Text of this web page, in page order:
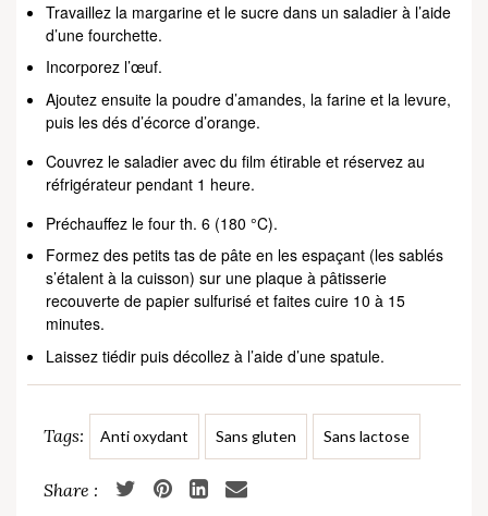
Travaillez la margarine et le sucre dans un saladier à l’aide
d’une fourchette.
Incorporez l’œuf.
Ajoutez ensuite la poudre d’amandes, la farine et la levure,
puis les dés d’écorce d’orange.
Couvrez le saladier avec du film étirable et réservez au
réfrigérateur pendant 1 heure.
Préchauffez le four th. 6 (180 °C).
Formez des petits tas de pâte en les espaçant (les sablés
s’étalent à la cuisson) sur une plaque à pâtisserie
recouverte de papier sulfurisé et faites cuire 10 à 15
minutes.
Laissez tiédir puis décollez à l’aide d’une spatule.
Tags: Anti oxydant Sans gluten Sans lactose